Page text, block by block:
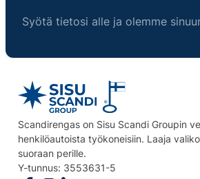
Syötä tietosi alle ja olemme
Scandirengas on Sisu Scandi Groupin
henkilöautoista työkoneisiin. Laaja
suoraan perille.
Y-tunnus: 3553631-5